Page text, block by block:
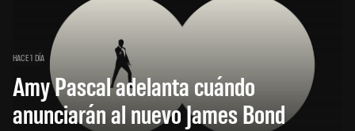
HACE 1 DÍA
Amy Pascal adelanta cuándo
anunciarán al nuevo James Bond